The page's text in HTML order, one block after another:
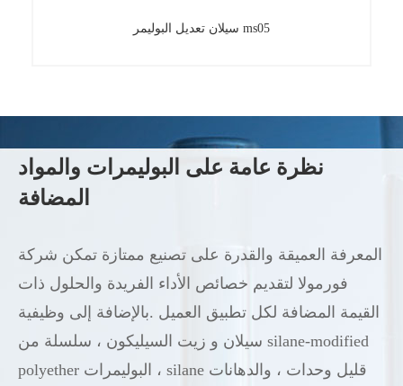
سيلان تعديل البوليمر ms05
سيلان تعديل البوليمر ms05
نظرة عامة على البوليمرات والمواد
المضافة
المعرفة العميقة والقدرة على تصنيع ممتازة تمكن شركة
فورمولا لتقديم خصائص الأداء الفريدة والحلول ذات
القيمة المضافة لكل تطبيق العميل .بالإضافة إلى وظيفية
سيلان و زيت السيليكون ، سلسلة من silane-modified
polyether البوليمرات ، silane قليل وحدات ، والدهانات